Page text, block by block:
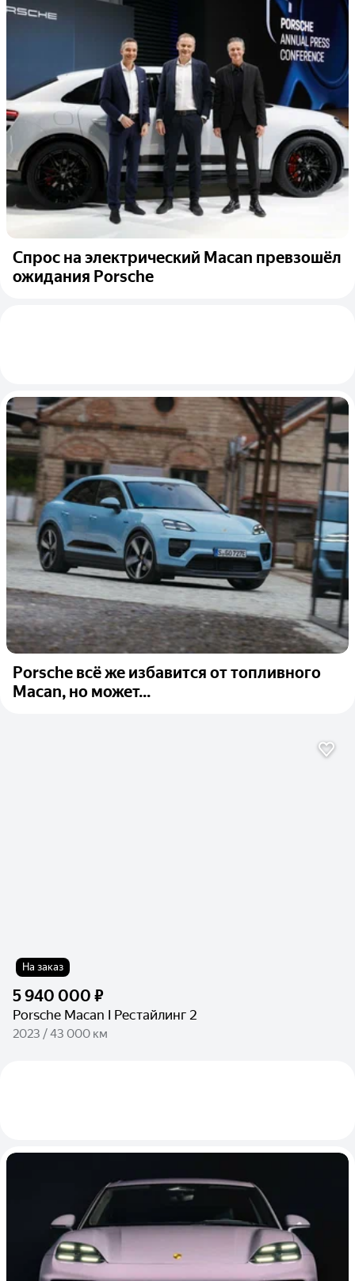
Спрос на электрический Macan превзошёл
ожидания Porsche
Porsche всё же избавится от топливного
Macan, но может...
На заказ
5 940 000 ₽
Porsche Macan I Рестайлинг 2
2023 / 43 000 км